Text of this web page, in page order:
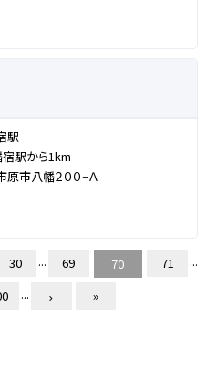
駅
駅から1km
原市八幡２００−Ａ
30 ... 69 70 71
...
... »